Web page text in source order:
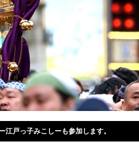
戸っ子みこしーも参加します。